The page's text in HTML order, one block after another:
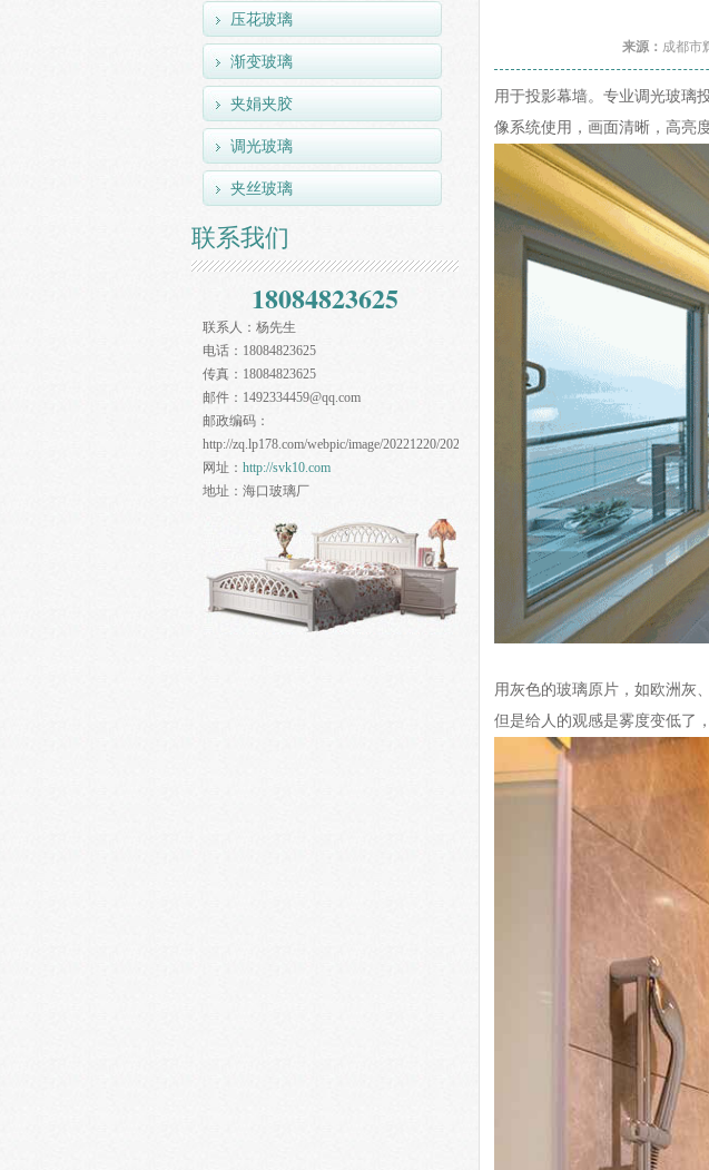
压花玻璃
渐变玻璃
夹娟夹胶
调光玻璃
夹丝玻璃
联系我们
18084823625
联系人： 杨先生
电话： 18084823625
传真： 18084823625
邮件： 1492334459@qq.com
邮政编码：
http://zq.lp178.com/webpic/image/20221220/20221220083609_34109.jpg
网址： http://svk10.com
地址： 海口玻璃厂
来源： 成都市
用于投影幕墙。专业调光玻璃
像系统使用，画面清晰，高亮
用灰色的玻璃原片，如欧洲灰
但是给人的观感是雾度变低了